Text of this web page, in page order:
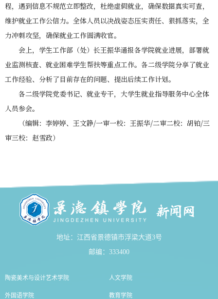
程，遇到信息不规范立即整改，杜绝虚假就业，确保数据真实可查，
维护就业工作公信力。全体人员以决战姿态压实责任、狠抓落实，全
力冲刺攻坚，确保就业工作圆满收官。
会上，学生工作部（处）长王振华通报各学院就业进展，部署就
业监测核查、就业困难学生帮扶等重点工作。各二级学院分享了就业
工作经验、分析了目前存在的问题、提出后续工作计划。
各二级学院党委书记、就业专干，大学生就业指导服务中心全体
人员参会。
（编辑：李婷婷、王文静/一审一校：王振华/二审二校：胡铂/三
审三校：赵雪政）
地址：江西省景德镇市浮梁大道3号
邮编：333400
陶瓷美术与设计艺术学院 人文学院
外国语学院 教育学院